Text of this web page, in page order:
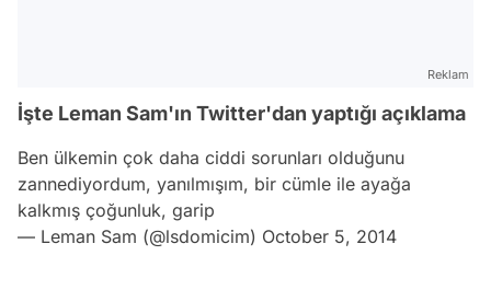
Reklam
İşte Leman Sam'ın Twitter'dan yaptığı açıklama
Ben ülkemin çok daha ciddi sorunları olduğunu
zannediyordum, yanılmışım, bir cümle ile ayağa
kalkmış çoğunluk, garip
— Leman Sam (@lsdomicim) October 5, 2014